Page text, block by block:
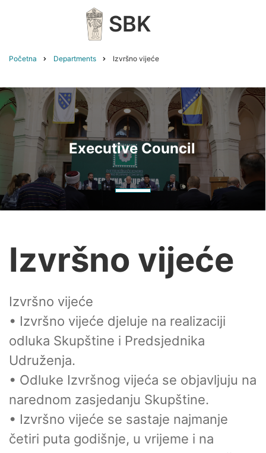
SBK
Breadcrumb
Početna Departments Izvršno vijeće
Executive Council
Izvršno vijeće
Izvršno vijeće
• Izvršno vijeće djeluje na realizaciji
odluka Skupštine i Predsjednika
Udruženja.
• Odluke Izvršnog vijeća se objavljuju na
narednom zasjedanju Skupštine.
• Izvršno vijeće se sastaje najmanje
četiri puta godišnje, u vrijeme i na